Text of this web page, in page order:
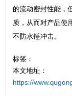
的流动密封性能，
质，从而对产品使
不防水锤冲击。
标签：
本文地址：
https://